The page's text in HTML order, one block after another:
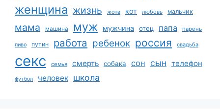
женщина жизнь жопа кот любовь мальчик
мама машина муж мужчина отец папа парень
пиво путин работа ребенок россия свадьба
секс семья смерть собака сон сын телефон
футбол человек школа